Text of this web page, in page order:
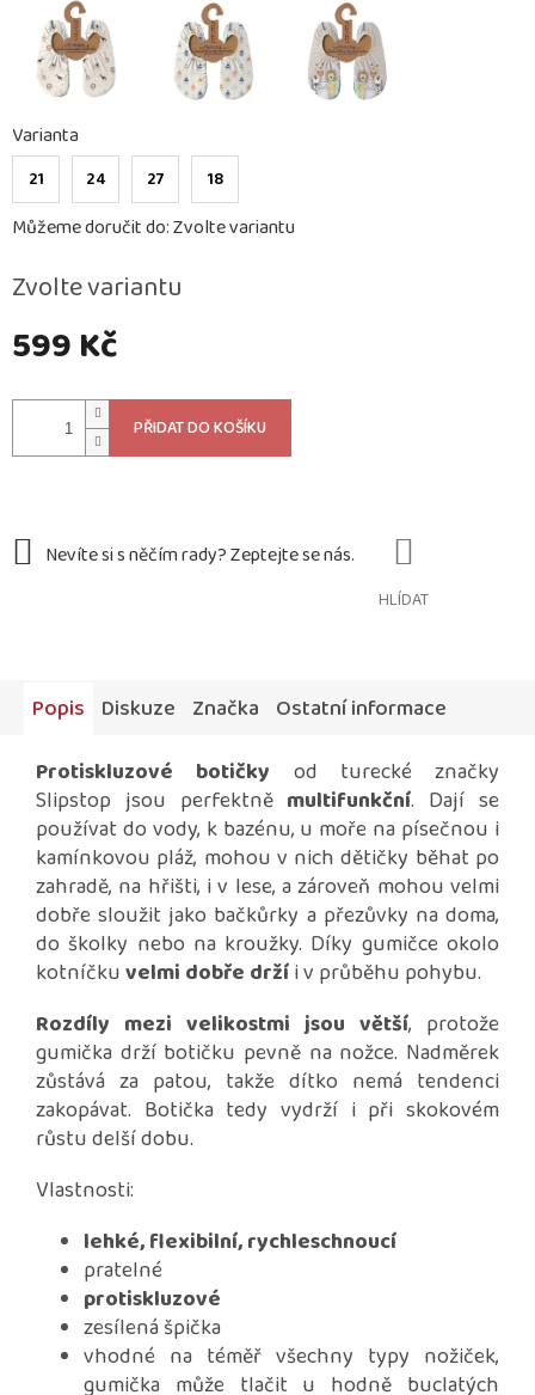
599 Kč
cena:
Zvolte variantu
Varianta
21 24 27 18
Můžeme doručit do:Zvolte variantu
PŘIDAT DO KOŠÍKU
HLÍDAT
Popis Diskuze Značka Ostatní informace
Protiskluzové botičky od turecké značky
Slipstop jsou perfektně multifunkční. Dají se
používat do vody, k bazénu, u moře na písečnou i
kamínkovou pláž, mohou v nich dětičky běhat po
zahradě, na hřišti, i v lese, a zároveň mohou velmi
dobře sloužit jako bačkůrky a přezůvky na doma,
do školky nebo na kroužky. Díky gumičce okolo
kotníčkuvelmi dobře držíi v průběhu pohybu.
Rozdíly mezi velikostmi jsou větší, protože
gumička drží botičku pevně na nožce. Nadměrek
zůstává za patou, takže dítko nemá tendenci
zakopávat. Botička tedy vydrží i při skokovém
růstu delší dobu.
Vlastnosti:
lehké, flexibilní, rychleschnoucí
pratelné
protiskluzové
zesílená špička
vhodné na téměř všechny typy nožiček,
gumička může tlačit u hodně buclatých